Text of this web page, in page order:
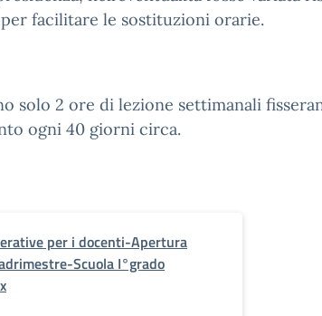
facilitare le sostituzioni orarie.
solo 2 ore di lezione settimanali
ogni 40 giorni circa.
per i docenti-Apertura
Scuola I°grado